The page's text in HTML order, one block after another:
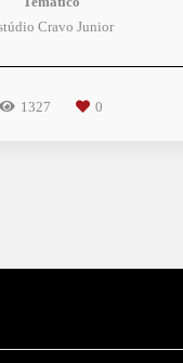
Cravo Junior
1327 0